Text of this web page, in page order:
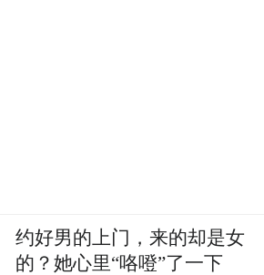
约好男的上门，来的却是女
的？她心里“咯噔”了一下